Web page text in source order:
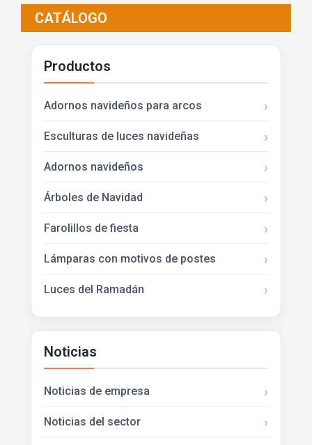
CATÁLOGO
Productos
Adornos navideños para arcos
Esculturas de luces navideñas
Adornos navideños
Árboles de Navidad
Farolillos de fiesta
Lámparas con motivos de postes
Luces del Ramadán
Noticias
Noticias de empresa
Noticias del sector